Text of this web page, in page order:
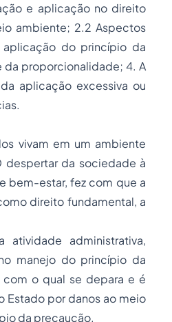
e aplicação no direito
ambiente; 2.2 Aspectos
do princípio da
da proporcionalidade; 4. A
aplicação excessiva ou
vivam em um ambiente
despertar da sociedade à
bem-estar, fez com que a
direito fundamental, a
administrativa,
manejo do princípio da
o qual se depara e é
Estado por danos ao meio
da precaução.